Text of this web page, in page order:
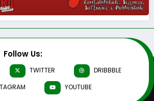
Follow Us:
TWITTER
DRIBBBLE
YOUTUBE